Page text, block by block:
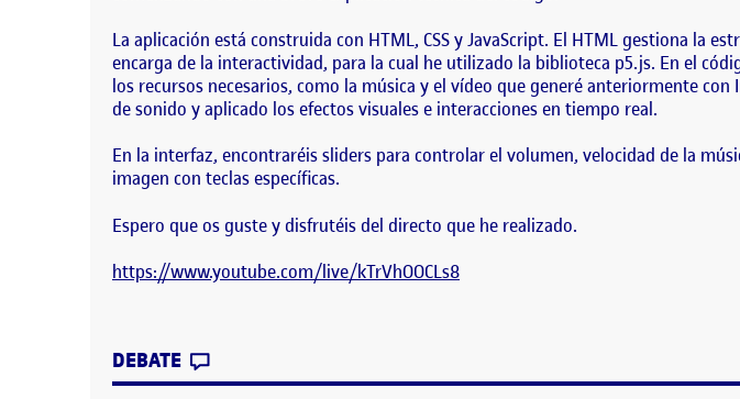
La aplicación está construida con HTML, CSS y JavaScript. El HTML gestiona la
encarga de la interactividad, para la cual he utilizado la biblioteca p5.js. En el
los recursos necesarios, como la música y el vídeo que generé anteriormente
de sonido y aplicado los efectos visuales e interacciones en tiempo real.
En la interfaz, encontraréis sliders para controlar el volumen, velocidad de la
imagen con teclas específicas.
Espero que os guste y disfrutéis del directo que he realizado.
https://www.youtube.com/live/kTrVhOOCLs8
DEBATE